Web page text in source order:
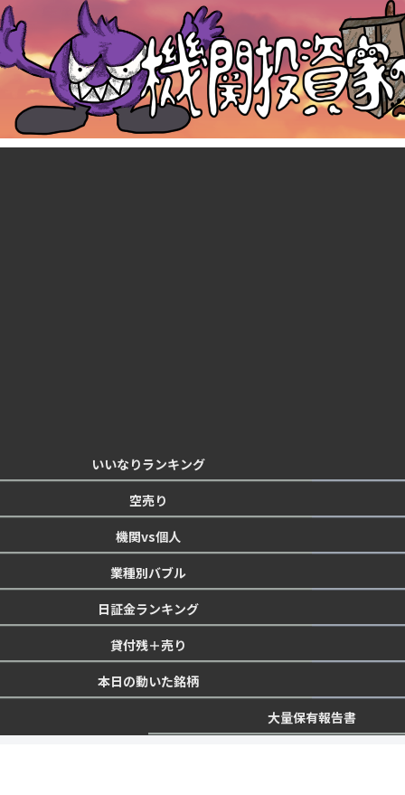
いいなりランキング
空売り
機関vs個人
業種別バブル
日証金ランキング
貸付残＋売り
本日の動いた銘柄
大量保有報告書